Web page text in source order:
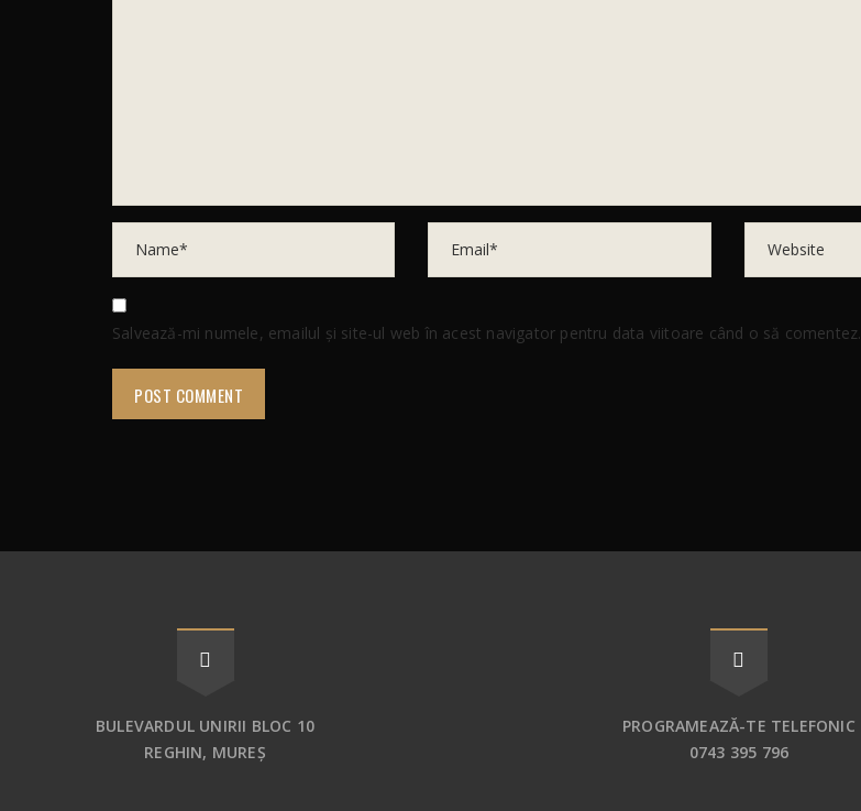
Salvează-mi numele, emailul și site-ul web în acest navigator pentru data viitoare când o să comentez.
BULEVARDUL UNIRII BLOC 10
REGHIN, MUREȘ
PROGRAMEAZĂ-TE TELEFONIC
0743 395 796